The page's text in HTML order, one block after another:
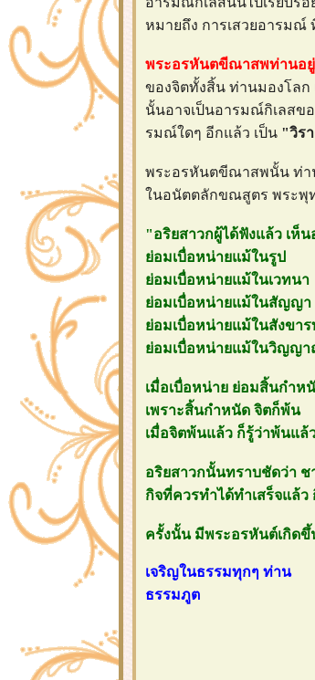
หมายถึง การเสวยอารมณ์
พระอรหันตขีณาสพท่านอยู่
ของจิตทั้งสิ้น ท่านมองโลก
นั้นอาจเป็นอารมณ์กิเลสข
รมณ์ใดๆ อีกแล้ว เป็น "วิร
พระอรหันตขีณาสพนั้น ท่า
นอนัตตลักขณสูตร พระพุท
"อริยสาวกผู้ได้ฟังแล้ว เห็น
่อมเบื่อหน่ายแม้ในรูป
่อมเบื่อหน่ายแม้ในเวทนา
่อมเบื่อหน่ายแม้ในสัญญา
อมเบื่อหน่ายแม้ในสังขา
อมเบื่อหน่ายแม้ในวิญญ
เมื่อเบื่อหน่าย ย่อมสิ้นกำห
เพราะสิ้นกำหนัด จิตก็พ้น
เมื่อจิตพ้นแล้ว ก็รู้ว่าพ้นแล้
อริยสาวกนั้นทราบชัดว่า
กิจที่ควรทำได้ทำเสร็จแล้
ครั้งนั้น มีพระอรหันต์เกิด
เจริญในธรรมทุกๆ ท่าน
ธรรมภูต